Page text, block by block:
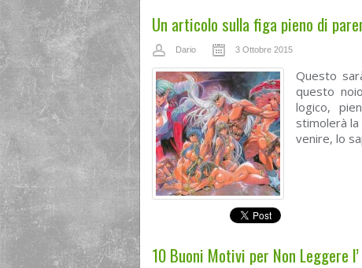
Un articolo sulla figa pieno di
Dario 3 Ottobre 2015
Questo
questo
logico,
stimolerà
venire, lo
10 Buoni Motivi per Non Leggere